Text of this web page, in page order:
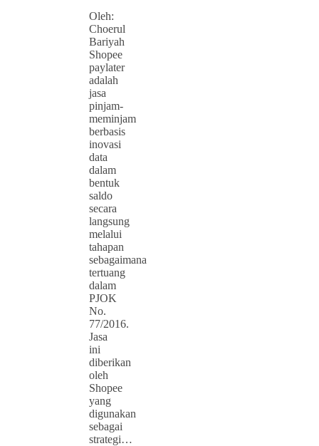
Oleh:
Choerul
Bariyah
Shopee
paylater
adalah
jasa
pinjam-
meminjam
berbasis
inovasi
data
dalam
bentuk
saldo
secara
langsung
melalui
tahapan
sebagaimana
tertuang
dalam
PJOK
No.
77/2016.
Jasa
ini
diberikan
oleh
Shopee
yang
digunakan
sebagai
strategi…